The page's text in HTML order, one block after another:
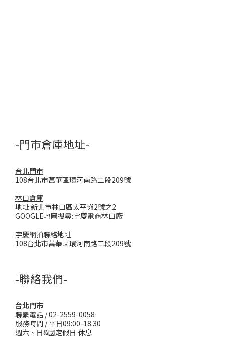
-門市倉庫地址-
台北門市
108台北市萬華區環河南路二段209號
林口倉庫
地址:新北市林口區太平嶺2號之2
GOOGLE地圖搜尋:宇慶電商林口廠
宇慶網拍聯絡地址
108台北市萬華區環河南路二段209號
-聯絡我們-
台北門市
聯繫電話 / 02-2559-0058
服務時間 / 平日09:00-18:30
週六、日&國定假日 休息